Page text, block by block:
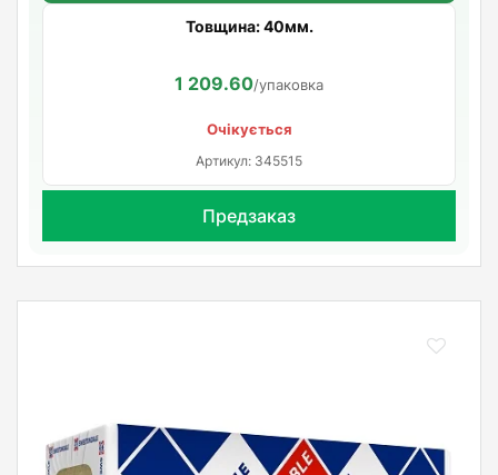
Товщина: 40мм.
1 209.60/упаковка
Очікується
Артикул: 345515
Предзаказ